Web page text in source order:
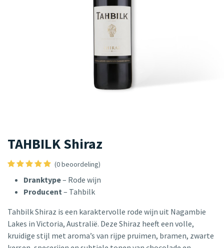
TAHBILK Shiraz
(0 beoordeling)
Dranktype– Rode wijn
Producent– Tahbilk
Tahbilk Shiraz is een karaktervolle rode wijn uit Nagambie
Lakes in Victoria, Australië. Deze Shiraz heeft een volle,
kruidige stijl met aroma’s van rijpe pruimen, bramen, zwarte